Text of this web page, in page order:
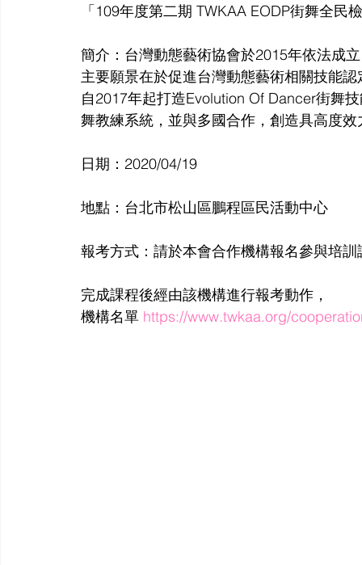
「109年度第二期 TWKAA EODP街舞全民
簡介：台灣動態藝術協會於2015年依法成
主要願景在於促進台灣動態藝術相關技能
自2017年起打造Evolution Of Dancer街舞
舞教練系統，並與多國合作，創造具高度
日期：2020/04/19
地點：台北市松山區鵬程區民活動中心
報考方式：請於本會合作機構報名參與培訓
完成課程後經由該機構進行報考動作，
機構名單 https://www.twkaa.org/